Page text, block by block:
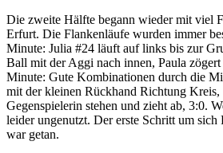
Die zweite Hälfte begann wieder mit viel
Erfurt. Die Flankenläufe wurden immer
Minute: Julia #24 läuft auf links bis zur
Ball mit der Aggi nach innen, Paula
Minute: Gute Kombinationen durch die
mit der kleinen Rückhand Richtung Kreis,
Gegenspielerin stehen und zieht ab, 3:0.
leider ungenutzt. Der erste Schritt um sich
war getan.